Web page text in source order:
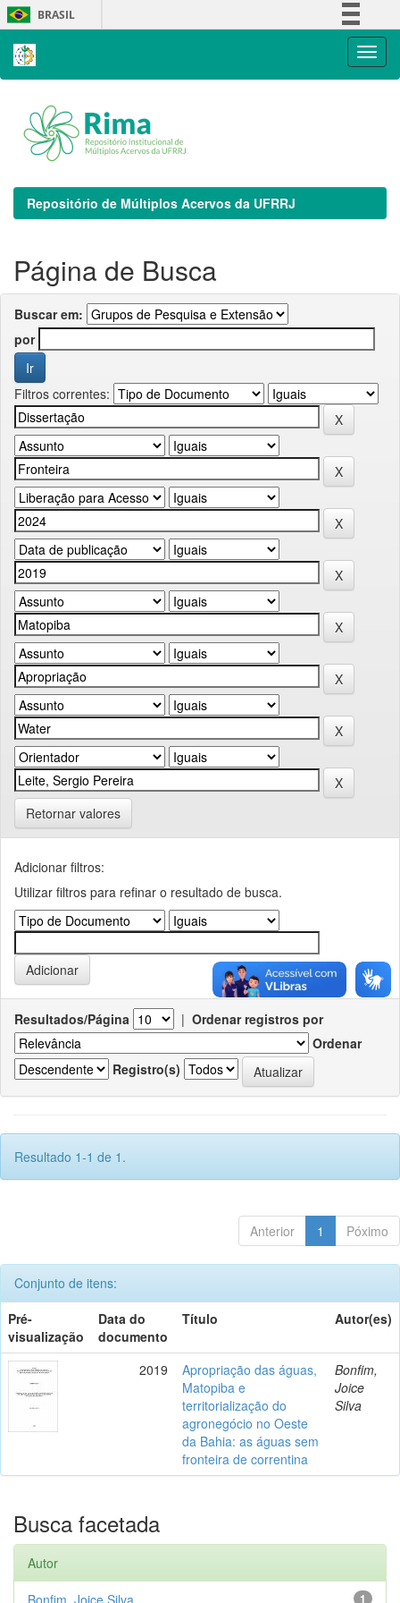
Skip
navigation
BRASIL
Repositório de Múltiplos Acervos da UFRRJ
Página de Busca
Buscar em:
por
Filtros correntes:
Retornar valores
Adicionar filtros:
Utilizar filtros para refinar o resultado de busca.
Resultados/Página | Ordenar registros por
Ordenar
Registro(s)
Resultado 1-1 de 1.
Anterior 1 Póximo
Conjunto de itens:
Pré-
visualização
Data do
documento
Título Autor(es)
2019
Apropriação das águas,
Matopiba e
territorialização do
agronegócio no Oeste
da Bahia: as águas sem
fronteira de correntina
Bonfim,
Joice
Silva
Busca facetada
Autor
1
Bonfim, Joice Silva